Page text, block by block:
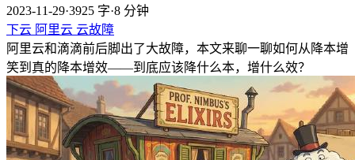
2023-11-29·3925 字·8 分钟
下云 阿里云 云故障
阿里云和滴滴前后脚出了大故障，本文来聊一聊如何从降本增
笑到真的降本增效——到底应该降什么本，增什么效？